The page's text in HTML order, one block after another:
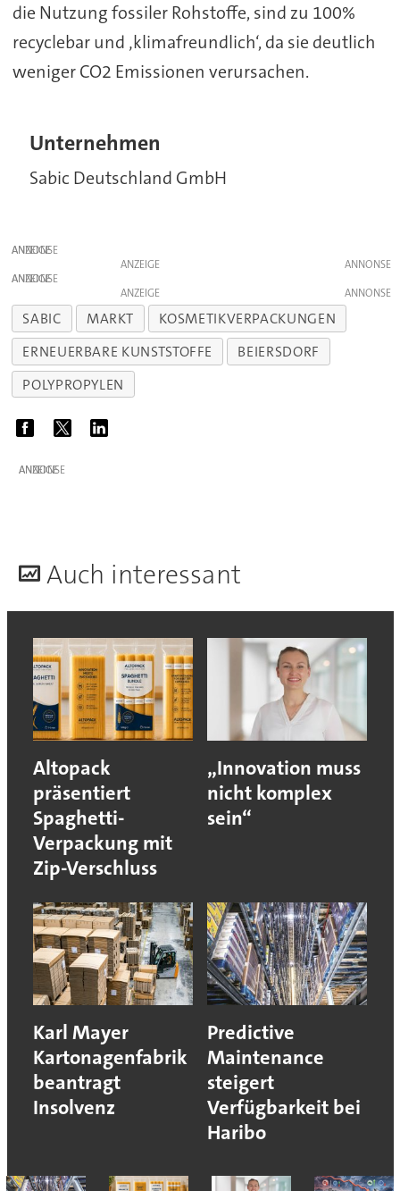
die Nutzung fossiler Rohstoffe, sind zu 100%
recyclebar und ‚klimafreundlich‘, da sie deutlich
weniger CO2 Emissionen verursachen.
Unternehmen
Sabic Deutschland GmbH
ANZEIGE
ANZEIGE
ANZEIGE
ANZEIGE
SABIC MARKT
KOSMETIKVERPACKUNGEN
ERNEUERBARE KUNSTSTOFFE
BEIERSDORF
POLYPROPYLEN
ANZEIGE
Auch interessant
Altopack
präsentiert
Spaghetti-
Verpackung mit
Zip-Verschluss
„Innovation muss
nicht komplex
sein“
Karl Mayer
Kartonagenfabrik
beantragt
Insolvenz
Predictive
Maintenance
steigert
Verfügbarkeit bei
Haribo